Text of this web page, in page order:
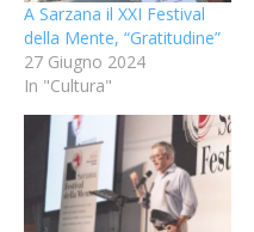
A Sarzana il XXI Festival
della Mente, “Gratitudine”
27 Giugno 2024
In "Cultura"